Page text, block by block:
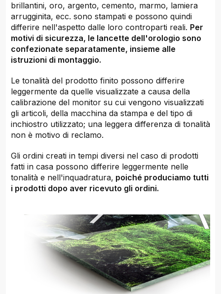
brillantini, oro, argento, cemento, marmo, lamiera
arrugginita, ecc. sono stampati e possono quindi
differire nell'aspetto dalle loro controparti reali. Per
motivi di sicurezza, le lancette dell'orologio sono
confezionate separatamente, insieme alle
istruzioni di montaggio.
Le tonalità del prodotto finito possono differire
leggermente da quelle visualizzate a causa della
calibrazione del monitor su cui vengono visualizzati
gli articoli, della macchina da stampa e del tipo di
inchiostro utilizzato; una leggera differenza di tonalità
non è motivo di reclamo.
Gli ordini creati in tempi diversi nel caso di prodotti
fatti in casa possono differire leggermente nelle
tonalità e nell'inquadratura, poiché produciamo tutti
i prodotti dopo aver ricevuto gli ordini.